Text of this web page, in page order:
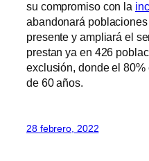
su compromiso con la
abandonará
presente y ampliará el
prestan ya en 426
exclusión, donde el
de 60 años.
28 febrero, 2022